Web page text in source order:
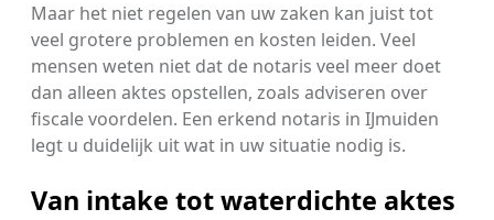
Maar het niet regelen van uw zaken kan juist tot
veel grotere problemen en kosten leiden. Veel
mensen weten niet dat de notaris veel meer doet
dan alleen aktes opstellen, zoals adviseren over
fiscale voordelen. Een erkend notaris in IJmuiden
legt u duidelijk uit wat in uw situatie nodig is.
Van intake tot waterdichte aktes